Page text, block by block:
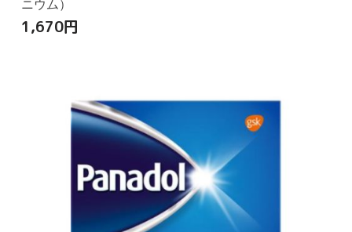
ニウム）
1,670円